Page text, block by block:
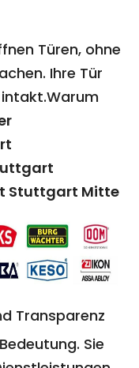
Türen, ohne
Ihre Tür
Stuttgart Mitte
Transparenz
Sie